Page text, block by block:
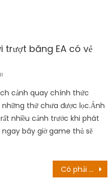
băng EA có vẻ
cảnh quay chính thức
thứ chưa được lọc.Ảnh
nhiều cảnh trước khi phát
bây giờ game thủ sẽ
Có phải Drake Và Hẹn hò trong tuần? Tất cả những điều cần biết về nó